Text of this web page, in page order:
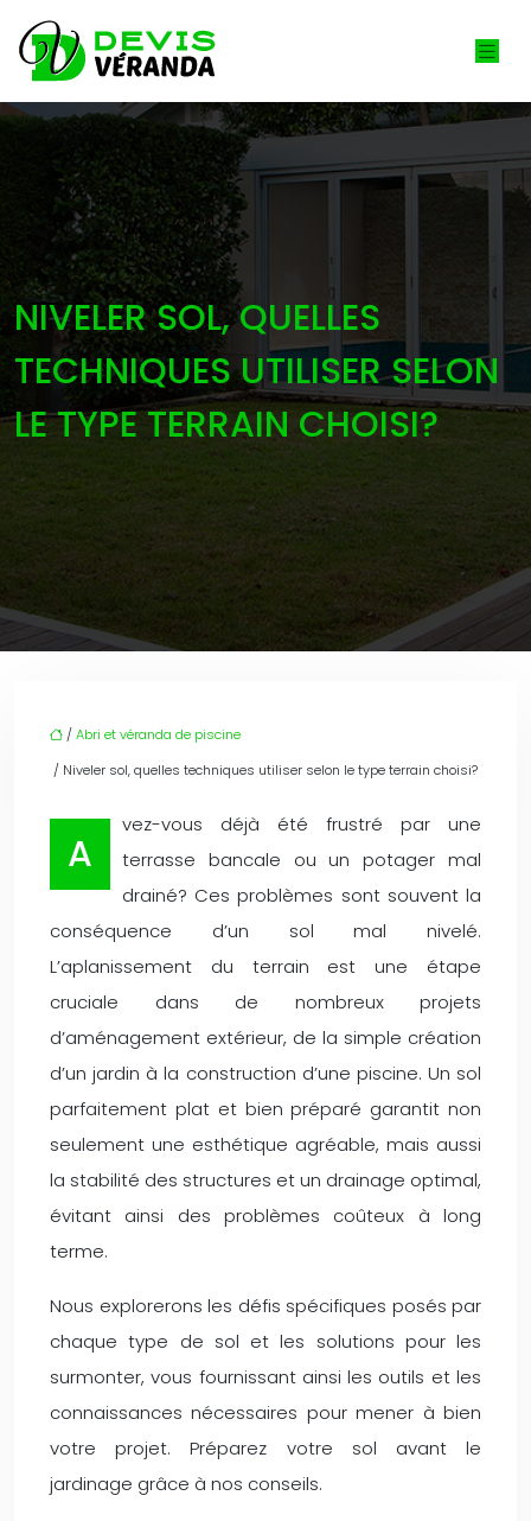
NIVELER SOL, QUELLES
TECHNIQUES UTILISER SELON
LE TYPE TERRAIN CHOISI?
/Abri et véranda de piscine
/ Niveler sol, quelles techniques utiliser selon le type terrain choisi?
A
vez-vous déjà été frustré par une
terrasse bancale ou un potager mal
drainé? Ces problèmes sont souvent la
conséquence d’un sol mal nivelé.
L’aplanissement du terrain est une étape
cruciale dans de nombreux projets
d’aménagement extérieur, de la simple création
d’un jardin à la construction d’une piscine. Un sol
parfaitement plat et bien préparé garantit non
seulement une esthétique agréable, mais aussi
la stabilité des structures et un drainage optimal,
évitant ainsi des problèmes coûteux à long
terme.
Nous explorerons les défis spécifiques posés par
chaque type de sol et les solutions pour les
surmonter, vous fournissant ainsi les outils et les
connaissances nécessaires pour mener à bien
votre projet. Préparez votre sol avant le
jardinage grâce à nos conseils.